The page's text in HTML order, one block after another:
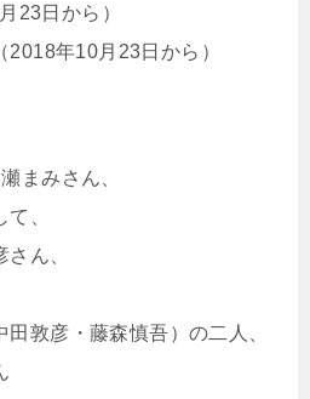
23日から）
年10月23日から）
まみさん、
、
ん、
敦彦・藤森慎吾）の二人、